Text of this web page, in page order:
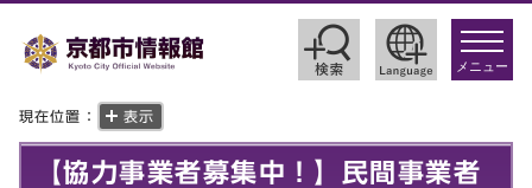
toggle
メニュー
現在位置： 表示
【協力事業者募集中！】民間事業者